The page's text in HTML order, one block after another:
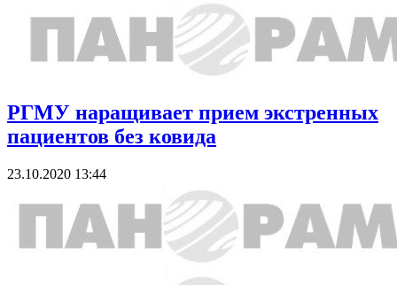
РГМУ наращивает прием экстренных
пациентов без ковида
23.10.2020 13:44